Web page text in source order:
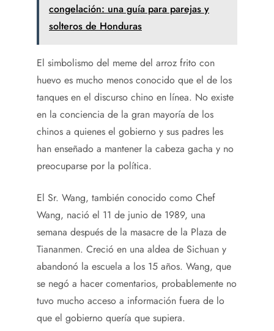
congelación: una guía para parejas y
solteros de Honduras
El simbolismo del meme del arroz frito con
huevo es mucho menos conocido que el de los
tanques en el discurso chino en línea. No existe
en la conciencia de la gran mayoría de los
chinos a quienes el gobierno y sus padres les
han enseñado a mantener la cabeza gacha y no
preocuparse por la política.
El Sr. Wang, también conocido como Chef
Wang, nació el 11 de junio de 1989, una
semana después de la masacre de la Plaza de
Tiananmen. Creció en una aldea de Sichuan y
abandonó la escuela a los 15 años. Wang, que
se negó a hacer comentarios, probablemente no
tuvo mucho acceso a información fuera de lo
que el gobierno quería que supiera.